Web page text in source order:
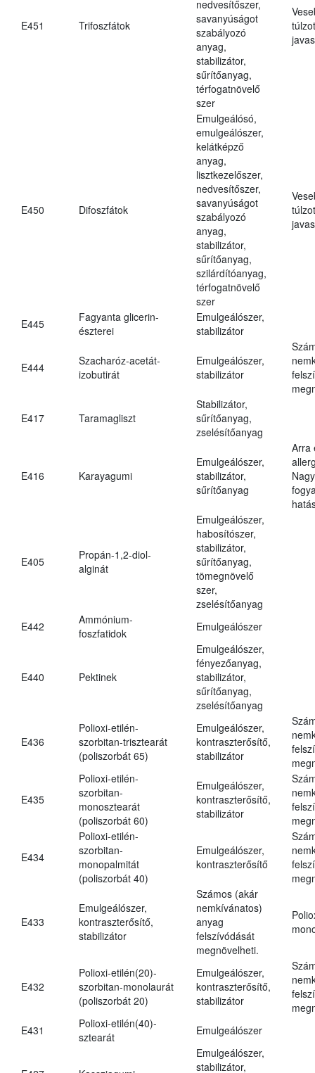
E451 Trifoszfátok
nedvesítőszer,
savanyúságot
szabályozó
anyag,
stabilizátor,
sűrítőanyag,
térfogatnövelő
szer
E450 Difoszfátok
Emulgeálósó,
emulgeálószer,
kelátképző
anyag,
lisztkezelőszer,
nedvesítőszer,
savanyúságot
szabályozó
anyag,
stabilizátor,
sűrítőanyag,
szilárdítóanyag,
térfogatnövelő
szer
E445
Fagyanta glicerin-
észterei
Emulgeálószer,
stabilizátor
E444
Szacharóz-acetát-
izobutirát
Emulgeálószer,
stabilizátor
E417 Taramagliszt
Stabilizátor,
sűrítőanyag,
zselésítőanyag
E416 Karayagumi
Emulgeálószer,
stabilizátor,
sűrítőanyag
Arra
E405
Propán-1,2-diol-
alginát
Emulgeálószer,
habosítószer,
stabilizátor,
sűrítőanyag,
tömegnövelő
szer,
zselésítőanyag
E442
Ammónium-
foszfatidok
Emulgeálószer
E440 Pektinek
Emulgeálószer,
fényezőanyag,
stabilizátor,
sűrítőanyag,
zselésítőanyag
E436
Polioxi-etilén-
szorbitan-trisztearát
(poliszorbát 65)
Emulgeálószer,
kontraszterősítő,
stabilizátor
E435
Polioxi-etilén-
szorbitan-
monosztearát
(poliszorbát 60)
Emulgeálószer,
kontraszterősítő,
stabilizátor
E434
Polioxi-etilén-
szorbitan-
monopalmitát
(poliszorbát 40)
Emulgeálószer,
kontraszterősítő
E433
Emulgeálószer,
kontraszterősítő,
stabilizátor
Számos (akár
nemkívánatos)
anyag
felszívódását
megnövelheti.
E432
Polioxi-etilén(20)-
szorbitan-monolaurát
(poliszorbát 20)
Emulgeálószer,
kontraszterősítő,
stabilizátor
E431
Polioxi-etilén(40)-
sztearát
Emulgeálószer
Emulgeálószer,
stabilizátor,